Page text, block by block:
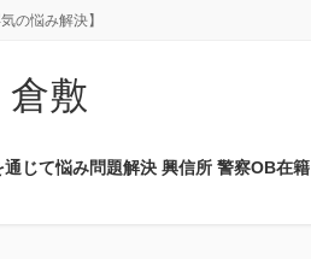
の悩み解決】
倉敷
通じて悩み問題解決 興信所 警察OB在籍